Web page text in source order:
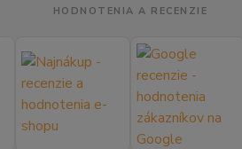
HODNOTENIA A RECENZIE